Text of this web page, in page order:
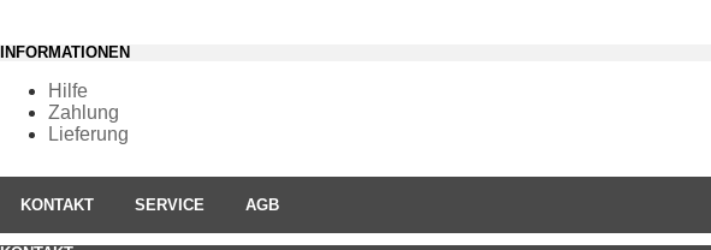
INFORMATIONEN
Hilfe
Zahlung
Lieferung
KONTAKT SERVICE AGB